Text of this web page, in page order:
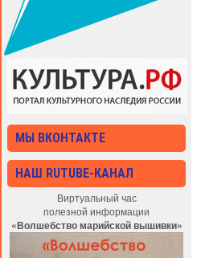
МЫ ВКОНТАКТЕ
НАШ RUTUBE-КАНАЛ
Виртуальный час
полезной информации
«Волшебство марийской вышивки»